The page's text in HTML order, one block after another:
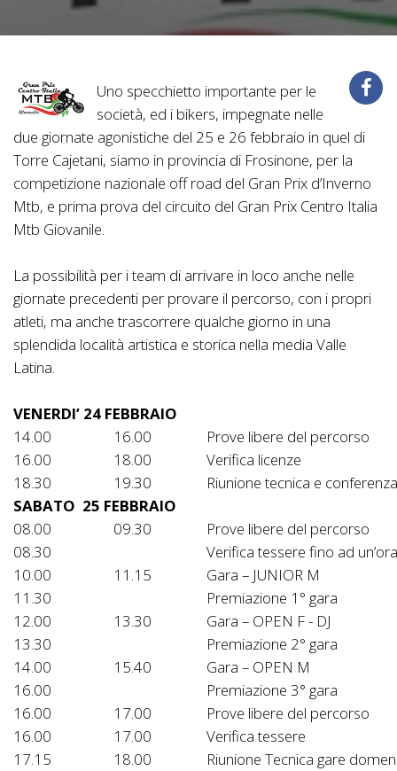
Uno specchietto importante per le
società, ed i bikers, impegnate nelle
due giornate agonistiche del 25 e 26 febbraio in quel di
Torre Cajetani, siamo in provincia di Frosinone, per la
competizione nazionale off road del Gran Prix d’Inverno
Mtb, e prima prova del circuito del Gran Prix Centro Italia
Mtb Giovanile.
La possibilità per i team di arrivare in loco anche nelle
giornate precedenti per provare il percorso, con i propri
atleti, ma anche trascorrere qualche giorno in una
splendida località artistica e storica nella media Valle
Latina.
VENERDI’ 24 FEBBRAIO
14.00
16.00
Prove libere del percorso
16.00
18.00
Verifica licenze
18.30
19.30
Riunione tecnica e
SABATO 25 FEBBRAIO
08.00
09.30
Prove libere del percorso
08.30
Verifica tessere fino ad
10.00
11.15
Gara – JUNIOR M
11.30
Premiazione 1° gara
12.00
13.30
Gara – OPEN F - DJ
13.30
Premiazione 2° gara
14.00
15.40
Gara – OPEN M
16.00
Premiazione 3° gara
16.00
17.00
Prove libere del percorso
16.00
17.00
Verifica tessere
17.15
18.00
Riunione Tecnica gare